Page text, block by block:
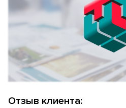
Отзыв клиента: